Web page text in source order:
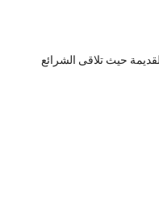
حيث تلاقى الشرائع